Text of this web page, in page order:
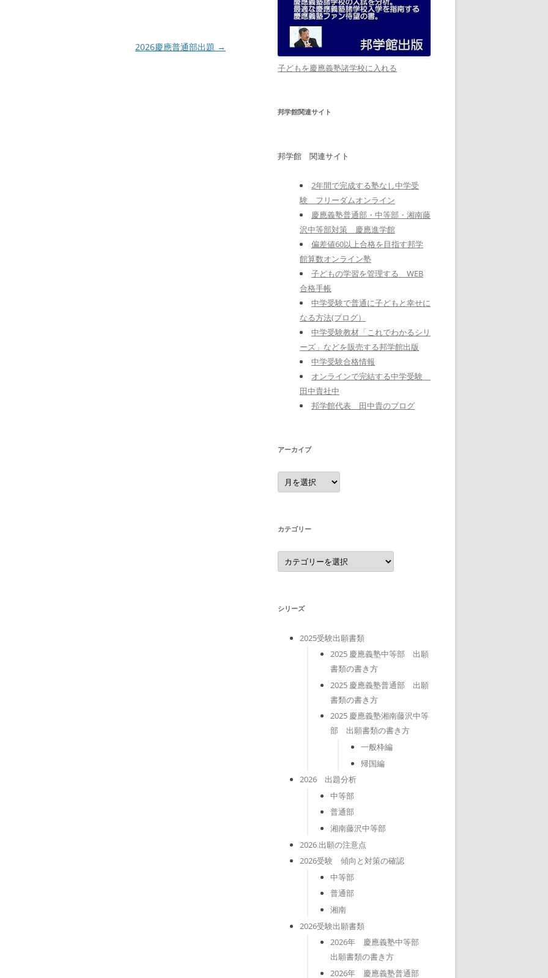
2026慶應普通部出題 →
子どもを慶應義塾諸学校に入れる
邦学館関連サイト
邦学館 関連サイト
2年間で完成する塾なし中学受
験 フリーダムオンライン
慶應義塾普通部・中等部・湘南藤
沢中等部対策 慶應進学館
偏差値60以上合格を目指す邦学
館算数オンライン塾
子どもの学習を管理する WEB
合格手帳
中学受験で普通に子どもと幸せに
なる方法(ブログ）
中学受験教材「これでわかるシリ
ーズ」などを販売する邦学館出版
中学受験合格情報
オンラインで完結する中学受験
田中貴社中
邦学館代表 田中貴のブログ
アーカイブ
ア
ー
カ
カテゴリー
カ
テ
ゴ
シリーズ
2025受験出願書類
2025 慶應義塾中等部 出願
書類の書き方
2025 慶應義塾普通部 出願
書類の書き方
2025 慶應義塾湘南藤沢中等
部 出願書類の書き方
一般枠編
帰国編
2026 出題分析
中等部
普通部
湘南藤沢中等部
2026 出願の注意点
2026受験 傾向と対策の確認
中等部
普通部
湘南
2026受験出願書類
2026年 慶應義塾中等部
出願書類の書き方
2026年 慶應義塾普通部